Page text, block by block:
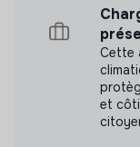
Cette
communiquer
pu obtenir.
Cette
et